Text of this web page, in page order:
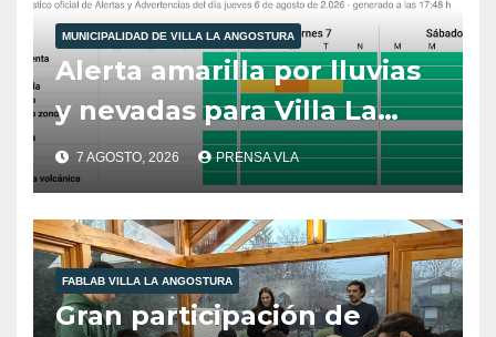
MUNICIPALIDAD DE VILLA LA ANGOSTURA
Alerta amarilla por lluvias
y nevadas para Villa La
Angostura.
7 AGOSTO, 2026 PRENSA VLA
FABLAB VILLA LA ANGOSTURA
Gran participación de